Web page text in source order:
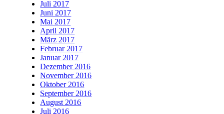
Juli 2017
Juni 2017
Mai 2017
April 2017
März 2017
Februar 2017
Januar 2017
Dezember 2016
November 2016
Oktober 2016
September 2016
August 2016
Juli 2016